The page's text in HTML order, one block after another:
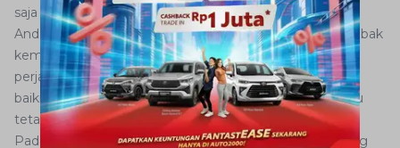
saja mobil harus digunakan bepergian jarak jauh.
Anda tidak perlu khawatir kehabisan bensin apabila terjebak
kemacetan panjang atau tidak menemukan SPBU saat
perjalanan jauh. Hal terpenting, pengisian bahan bakar
baiknya tetap penuh, namun tidak sampai meluber atau
tetap menyisakan sedikit ruang di bibir tangki.
Pada beberapa mobil, kondisi tangki bahan bakar kosong